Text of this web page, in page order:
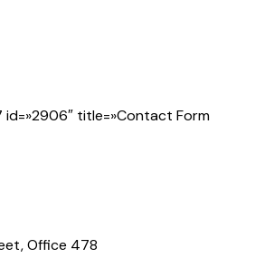
title=»Contact Form
Office 478